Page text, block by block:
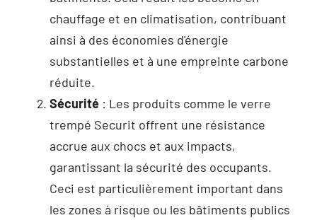
chauffage et en climatisation, contribuant
ainsi à des économies d'énergie
substantielles et à une empreinte carbone
réduite.
Sécurité: Les produits comme le verre
trempé Securit offrent une résistance
accrue aux chocs et aux impacts,
garantissant la sécurité des occupants.
Ceci est particulièrement important dans
les zones à risque ou les bâtiments publics